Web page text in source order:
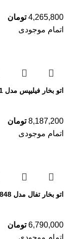
4,265,800 تومان
اتمام موجودی
اتو بخار فیلیپس مدل DST8021
8,187,200 تومان
اتمام موجودی
اتو بخار تفال مدل FV9848
6,790,000 تومان